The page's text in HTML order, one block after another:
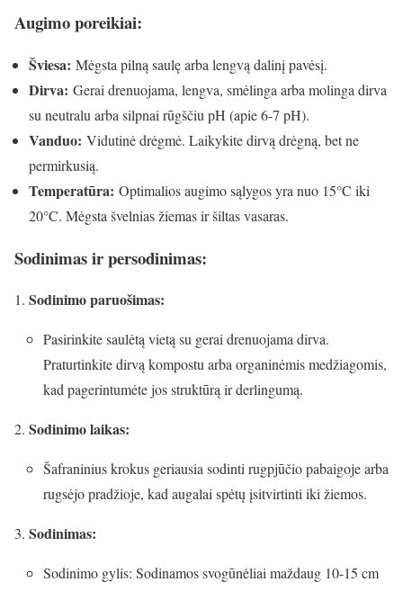
Augimo poreikiai:
Šviesa: Mėgsta pilną saulę arba lengvą dalinį pavėsį.
Dirva: Gerai drenuojama, lengva, smėlinga arba molinga dirva
su neutralu arba silpnai rūgščiu pH (apie 6-7 pH).
Vanduo: Vidutinė drėgmė. Laikykite dirvą drėgną, bet ne
permirkusią.
Temperatūra: Optimalios augimo sąlygos yra nuo 15°C iki
20°C. Mėgsta švelnias žiemas ir šiltas vasaras.
Sodinimas ir persodinimas:
Sodinimo paruošimas:
Pasirinkite saulėtą vietą su gerai drenuojama dirva.
Praturtinkite dirvą kompostu arba organinėmis medžiagomis,
kad pagerintumėte jos struktūrą ir derlingumą.
Sodinimo laikas:
Šafraninius krokus geriausia sodinti rugpjūčio pabaigoje arba
rugsėjo pradžioje, kad augalai spėtų įsitvirtinti iki žiemos.
Sodinimas:
Sodinimo gylis: Sodinamos svogūnėliai maždaug 10-15 cm